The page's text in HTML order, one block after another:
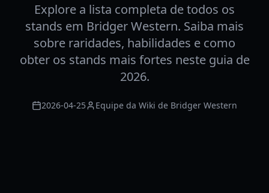
Explore a lista completa de todos os
stands em Bridger Western. Saiba mais
sobre raridades, habilidades e como
obter os stands mais fortes neste guia de
2026.
2026-04-25 Equipe da Wiki de Bridger Western